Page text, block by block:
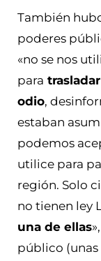
También
poderes
«no se nos
para
odio,
estaban
podemos
utilice para
región. Solo
no tienen ley
una de ellas
público (unas